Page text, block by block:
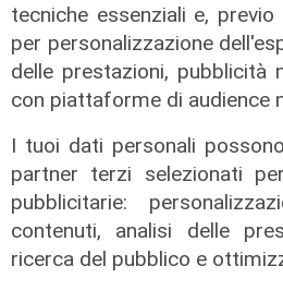
tecniche essenziali e,
per personalizzazione
delle prestazioni, pubblicità
con piattaforme di audience
I tuoi dati personali
partner terzi selezionati
pubblicitarie:
contenuti, analisi delle
ricerca del pubblico e
Il dramma
Imperia,
recuperato in
mare dalla
capitaneria di
porto il corpo di
un uomo
02/05/2022
il